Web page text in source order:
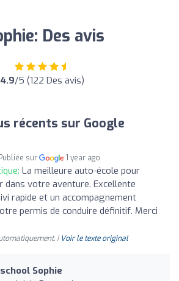
Des avis
4.9/5 (122 Des avis)
récents sur Google
Publiée sur 1 year ago
La meilleure auto-école pour
dans votre aventure. Excellente
rapide et un accompagnement
permis de conduire définitif. Merci
| Voir le texte original
Sophie